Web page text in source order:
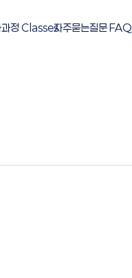
과정 Classes자주묻는질문 FAQ